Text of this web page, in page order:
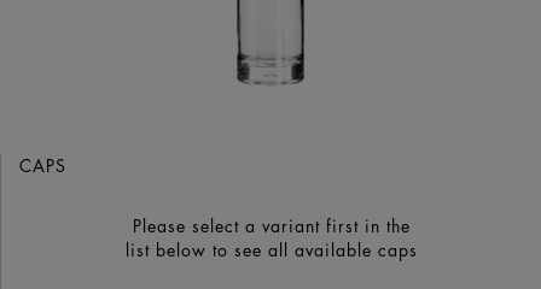
CAPS
Please select a variant first in the
list below to see all available caps